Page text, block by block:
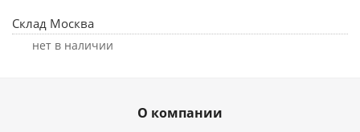
Склад Москва
Нет в наличии
О компании